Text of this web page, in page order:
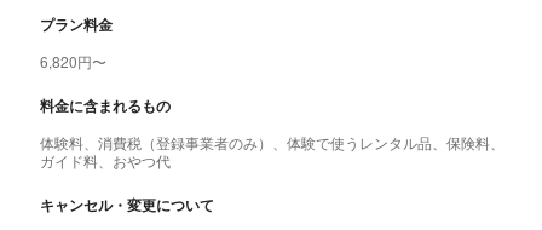
プラン料金
6,820円〜
料金に含まれるもの
体験料、消費税（登録事業者のみ）、体験で使うレンタル品、保険料、
ガイド料、おやつ代
キャンセル・変更について